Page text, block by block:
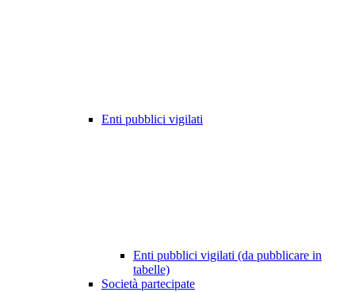
Enti pubblici vigilati
Enti pubblici vigilati (da pubblicare in
tabelle)
Società partecipate